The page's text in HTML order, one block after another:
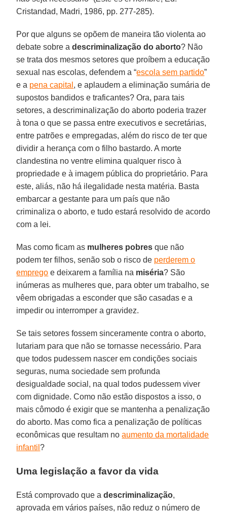
Cristandad, Madri, 1986, pp. 277-285).
Por que alguns se opõem de maneira tão violenta ao
debate sobre adescriminalização do aborto? Não
se trata dos mesmos setores que proíbem a educação
sexual nas escolas, defendem a “escola sem partido”
e a pena capital , e aplaudem a eliminação sumária de
supostos bandidos e traficantes? Ora, para tais
setores, a descriminalização do aborto poderia trazer
à tona o que se passa entre executivos e secretárias,
entre patrões e empregadas, além do risco de ter que
dividir a herança com o filho bastardo. A morte
clandestina no ventre elimina qualquer risco à
propriedade e à imagem pública do proprietário. Para
este, aliás, não há ilegalidade nesta matéria. Basta
embarcar a gestante para um país que não
criminaliza o aborto, e tudo estará resolvido de acordo
com a lei.
Mas como ficam as mulheres pobres que não
podem ter filhos, senão sob o risco de perderem o
emprego e deixarem a família na miséria? São
inúmeras as mulheres que, para obter um trabalho, se
vêem obrigadas a esconder que são casadas e a
impedir ou interromper a gravidez.
Se tais setores fossem sinceramente contra o aborto,
lutariam para que não se tornasse necessário. Para
que todos pudessem nascer em condições sociais
seguras, numa sociedade sem profunda
desigualdade social, na qual todos pudessem viver
com dignidade. Como não estão dispostos a isso, o
mais cômodo é exigir que se mantenha a penalização
do aborto. Mas como fica a penalização de políticas
econômicas que resultam noaumento da mortalidade
infantil?
Uma legislação a favor da vida
Está comprovado que adescriminalização,
aprovada em vários países, não reduz o número de